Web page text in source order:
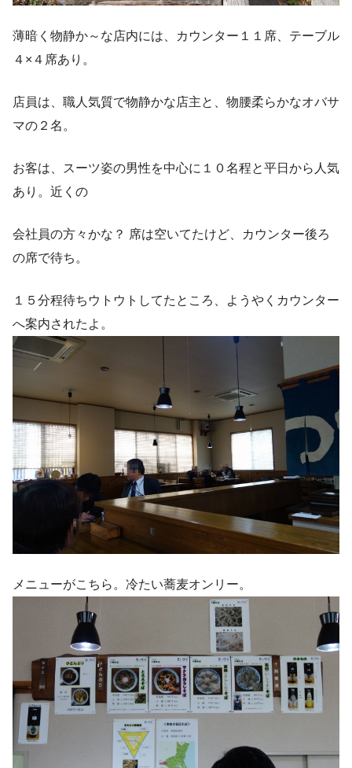
薄暗く物静か～な店内には、カウンター１１席、テーブル
４×４席あり。
店員は、職人気質で物静かな店主と、物腰柔らかなオバサ
マの２名。
お客は、スーツ姿の男性を中心に１０名程と平日から人気
あり。近くの
会社員の方々かな？ 席は空いてたけど、カウンター後ろ
の席で待ち。
１５分程待ちウトウトしてたところ、ようやくカウンター
へ案内されたよ。
メニューがこちら。冷たい蕎麦オンリー。